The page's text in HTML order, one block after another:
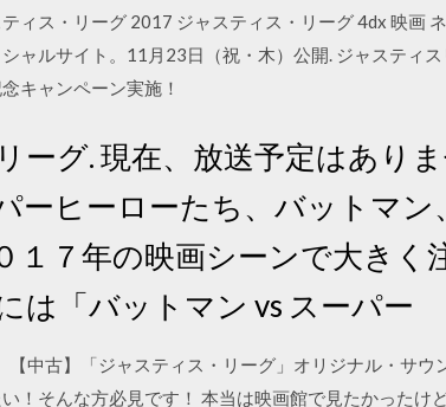
ィス・リーグ 2017 ジャスティス・リーグ 4dx 映画
ャルサイト。11月23日（祝・木）公開. ジャスティ
キャンペーン実施！
ーグ. 現在、放送予定はあり
ーヒーローたち、バットマ
１７年の映画シーンで大きく
は「バットマン vs スーパー
【中古】「ジャスティス・リーグ」オリジナル・サ
！そんな方必見です！ 本当は映画館で見たかったけ